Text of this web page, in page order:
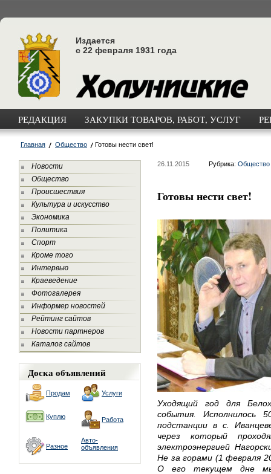
Издается
с 22 февраля 1931 года
РЕДАКЦИЯ ЗАКУПКИ ТОВАРОВ, РАБОТ, УСЛУГ
Главная Общество Готовы нести свет!
Новости
Общество
Происшествия
Культура и искусство
Экономика
Политика
Спорт
Кроме того
Интервью
Краеведение
Фотогалерея
Информер новостей
Рейтинг сайтов
Новости партнеров
Каталог сайтов
Доска объявлений
Продам Услуги
Куплю Работа
Разное
Авто-
объявления
26.11.2015 Рубрика: Общество
Готовы нести свет!
Уходящий год для
события. Исполнилось
подстанции в с.
через который
электроэнергией
Не за горами (1 февраля
О его текущем дне мы